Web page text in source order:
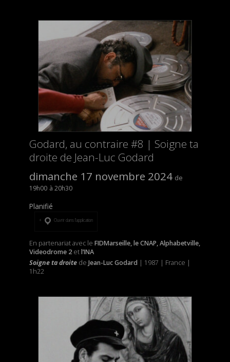
Godard, au contraire #8 | Soigne ta
droite de Jean-Luc Godard
dimanche 17 novembre 2024
19h00 20h30
Planifié
Ouvrir dans l’application
En partenariat avec le FIDMarseille, le CNAP, Alphabetville,
Videodrome 2 etl’INA
Soigne ta droitede Jean-Luc Godard | 1987 | France |
1h22